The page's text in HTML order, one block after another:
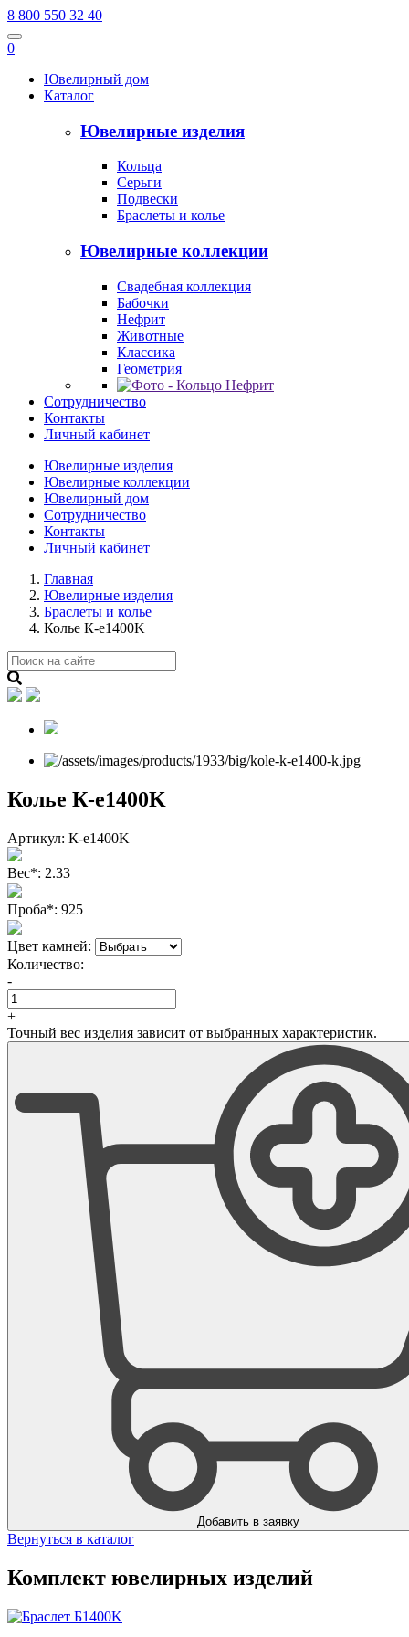
8 800 550 32 40
0
Ювелирный дом
Каталог
Ювелирные изделия
Кольца
Серьги
Подвески
Браслеты и колье
Ювелирные коллекции
Свадебная коллекция
Бабочки
Нефрит
Животные
Классика
Геометрия
Сотрудничество
Контакты
Личный кабинет
Ювелирные изделия
Ювелирные коллекции
Ювелирный дом
Сотрудничество
Контакты
Личный кабинет
Главная
Ювелирные изделия
Браслеты и колье
Колье К-е1400K
Колье К-е1400K
Артикул: К-е1400K
Вес*: 2.33
Проба*: 925
Цвет камней:
Количество:
-
+
Точный вес изделия зависит от выбранных характеристик.
Добавить в заявку
Вернуться в каталог
Комплект ювелирных изделий